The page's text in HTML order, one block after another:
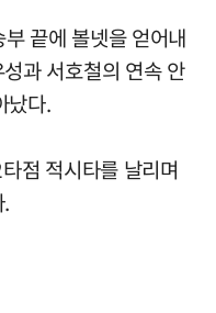
끝에 볼넷을 얻어내
과 서호철의 연속 안
났다.
점 적시타를 날리며